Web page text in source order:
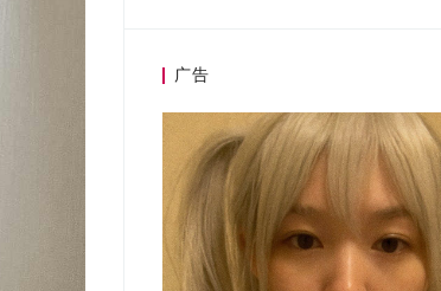
广告